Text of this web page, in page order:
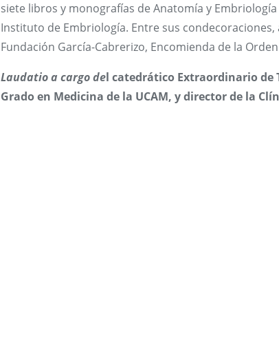
siete libros y monografías de Anatomía y
Instituto de Embriología. Entre sus
Fundación García-Cabrerizo, Encomienda de la
Laudatio a cargo del catedrático Extraordinario de
Grado en Medicina de la UCAM, y director de la